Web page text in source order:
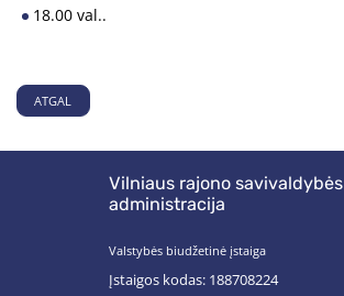
18.00 val..
ATGAL
Vilniaus rajono savivaldybės
administracija
Valstybės biudžetinė įstaiga
Įstaigos kodas: 188708224